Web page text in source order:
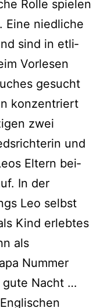
Rolle spie­len
Eine nied­li­che
sind in etli­
Vorlesen
gesucht
kon­zen­triert
zwei
und
Eltern bei­
In der
Leo selbst
Kind erleb­tes
als
Nummer
gute Nacht …